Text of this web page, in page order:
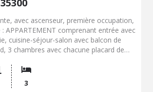
avec ascenseur, première occupation,
APPARTEMENT comprenant entrée avec
cuisine-séjour-salon avec balcon de
3 chambres avec chacune placard de
en sous-sol.
3